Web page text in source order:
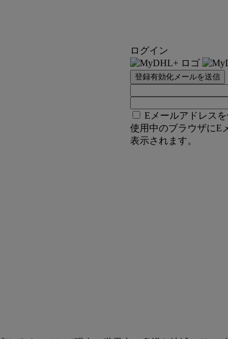
ログイン
登録有効化メールを送信
Eメールアドレス
使用中のブラウザにE
表示されます。